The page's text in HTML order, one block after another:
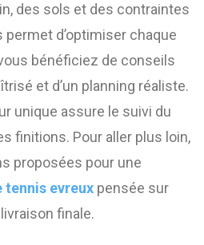
des sols et des contraintes
d’optimiser chaque
bénéficiez de conseils
et d’un planning réaliste.
unique assure le suivi du
finitions. Pour aller plus loin,
proposées pour une
evreux pensée sur
finale.